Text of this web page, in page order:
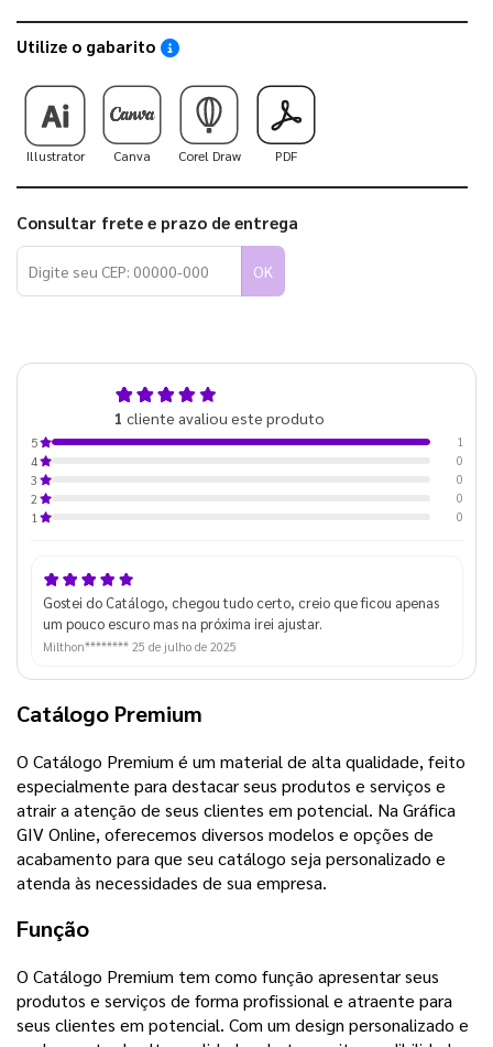
Utilize o gabarito Saiba como utilizar os nossos gabaritos
Illustrator Canva Corel Draw PDF
Consultar frete e prazo de entrega
OK
1 cliente avaliou este produto
5
1
4
0
3
0
2
0
1
0
Gostei do Catálogo, chegou tudo certo, creio que ficou apenas
um pouco escuro mas na próxima irei ajustar.
Milthon******** 25 de julho de 2025
Catálogo Premium
O Catálogo Premium é um material de alta qualidade, feito
especialmente para destacar seus produtos e serviços e
atrair a atenção de seus clientes em potencial. Na Gráfica
GIV Online, oferecemos diversos modelos e opções de
acabamento para que seu catálogo seja personalizado e
atenda às necessidades de sua empresa.
Função
O Catálogo Premium tem como função apresentar seus
produtos e serviços de forma profissional e atraente para
seus clientes em potencial. Com um design personalizado e